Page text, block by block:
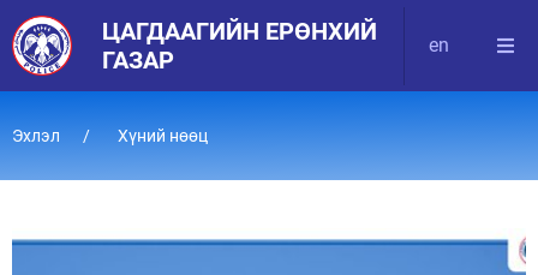
ЦАГДААГИЙН ЕРӨНХИЙ
ГАЗАР
en
Эхлэл Хүний нөөц